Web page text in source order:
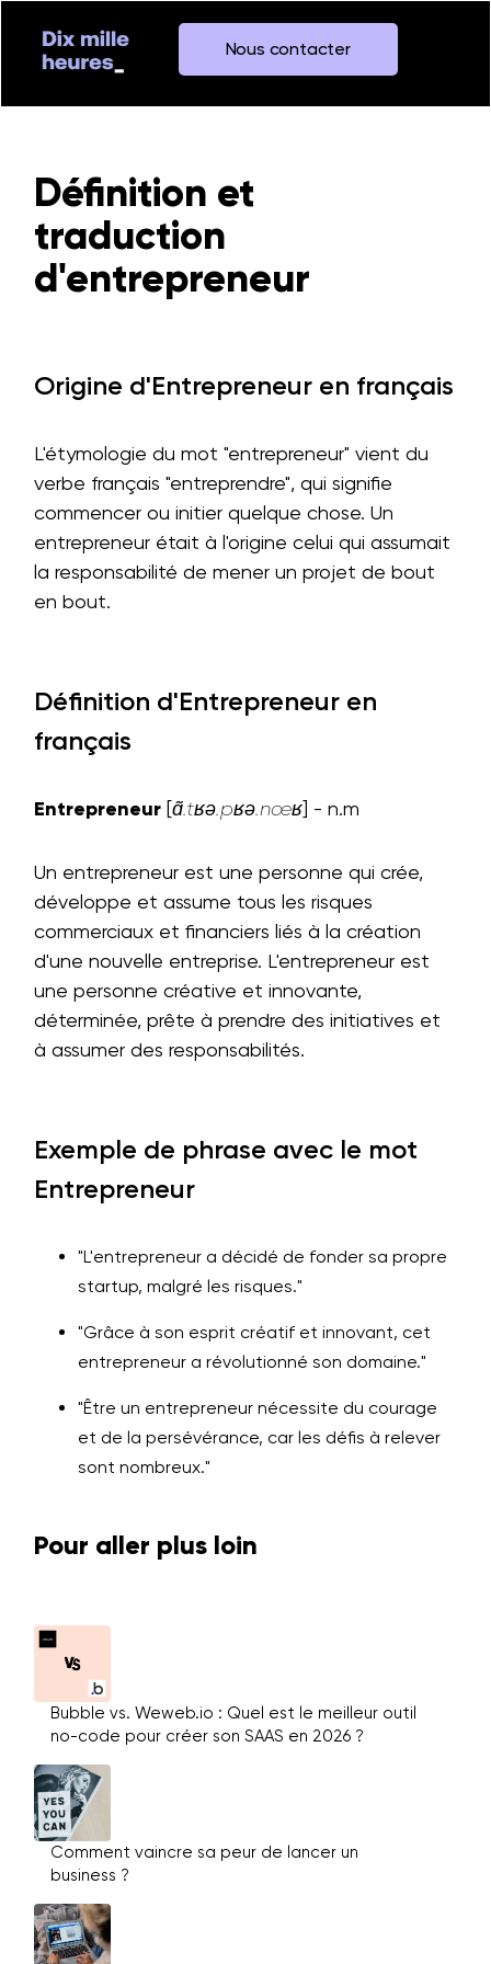
Nous contacter
Définition et
traduction
d'entrepreneur
Origine d'Entrepreneur en français
L'étymologie du mot "entrepreneur" vient du
verbe français "entreprendre", qui signifie
commencer ou initier quelque chose. Un
entrepreneur était à l'origine celui qui assumait
la responsabilité de mener un projet de bout
en bout.
Définition d'Entrepreneur en
français
Entrepreneur [ɑ̃.tʁə.pʁə.nœʁ] - n.m
Un entrepreneur est une personne qui crée,
développe et assume tous les risques
commerciaux et financiers liés à la création
d'une nouvelle entreprise. L'entrepreneur est
une personne créative et innovante,
déterminée, prête à prendre des initiatives et
à assumer des responsabilités.
Exemple de phrase avec le mot
Entrepreneur
"L'entrepreneur a décidé de fonder sa propre
startup, malgré les risques."
"Grâce à son esprit créatif et innovant, cet
entrepreneur a révolutionné son domaine."
"Être un entrepreneur nécessite du courage
et de la persévérance, car les défis à relever
sont nombreux."
Pour aller plus loin
Bubble vs. Weweb.io : Quel est le meilleur outil
no-code pour créer son SAAS en 2026 ?
Comment vaincre sa peur de lancer un
business ?